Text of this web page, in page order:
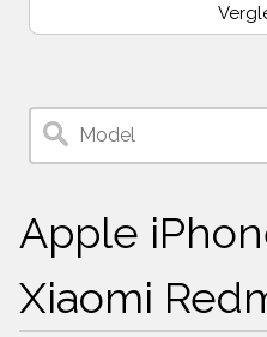
Apple
Xiaomi